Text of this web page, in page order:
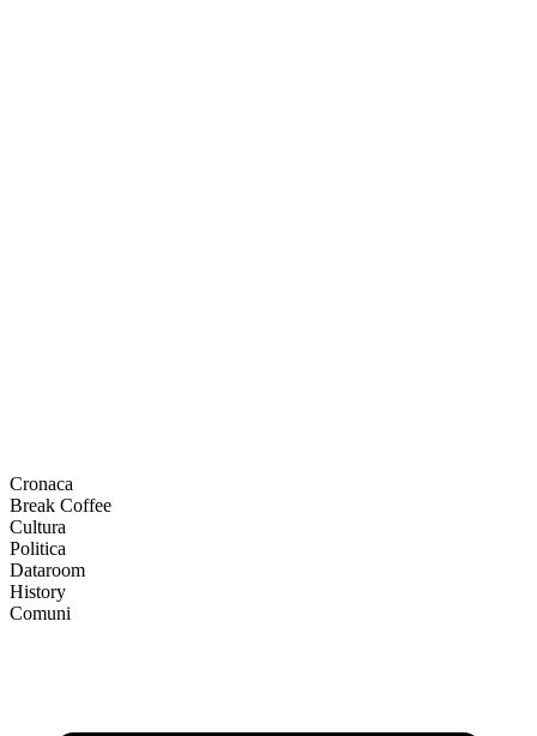
Cronaca
Break Coffee
Cultura
Politica
Dataroom
History
Comuni